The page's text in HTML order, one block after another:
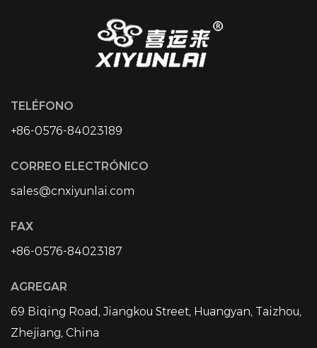
TELÉFONO
+86-0576-84023189
CORREO ELECTRÓNICO
sales@cnxiyunlai.com
FAX
+86-0576-84023187
AGREGAR
69 Biqing Road, Jiangkou Street, Huangyan, Taizhou,
Zhejiang, China